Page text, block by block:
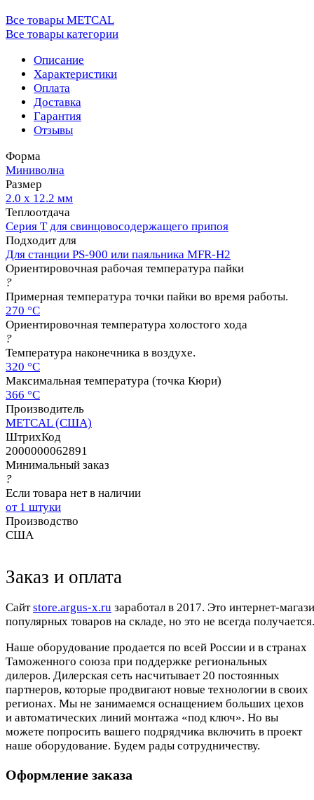
Все товары METCAL
Все товары категории
Описание
Характеристики
Оплата
Доставка
Гарантия
Отзывы
Форма
Миниволна
Размер
2.0 х 12.2 мм
Теплоотдача
Серия T для свинцовосодержащего припоя
Подходит для
Для станции PS-900 или паяльника MFR-H2
Ориентировочная рабочая температура пайки
?
Примерная температура точки пайки во время работы.
270 °C
Ориентировочная температура холостого хода
?
Температура наконечника в воздухе.
320 °C
Максимальная температура (точка Кюри)
366 °C
Производитель
METCAL (США)
ШтрихКод
2000000062891
Минимальный заказ
?
Если товара нет в наличии
от 1 штуки
Производство
США
Заказ и оплата
Cайтstore.argus-x.ru заработал в 2017. Это интернет-
популярных товаров на складе, но это не всегда
Наше оборудование продается по всей России и в странах
Таможенного союза при поддержке региональных
дилеров. Дилерская сеть насчитывает 20 постоянных
партнеров, которые продвигают новые технологии в своих
регионах. Мы не занимаемся оснащением больших цехов
и автоматических линий монтажа «под ключ». Но вы
можете попросить вашего подрядчика включить в проект
наше оборудование. Будем рады сотрудничеству.
Оформление заказа